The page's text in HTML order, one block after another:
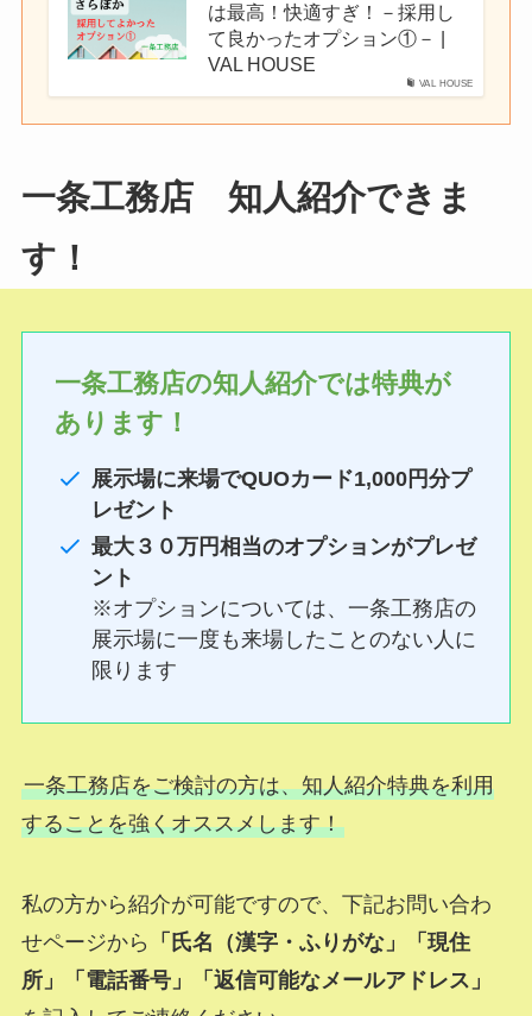
VAL HOUSE
は最高！快適すぎ！－採用し
て良かったオプション①－ |
VAL HOUSE
一条工務店 知人紹介できま
す！
一条工務店の知人紹介では特典が
あります！
展示場に来場でQUOカード1,000円分プ
レゼント
最大３０万円相当のオプションがプレゼ
ント
※オプションについては、一条工務店の
展示場に一度も来場したことのない人に
限ります
一条工務店をご検討の方は、知人紹介特典を利用
することを強くオススメします！
私の方から紹介が可能ですので、下記お問い合わ
せページから
「氏名（漢字・ふりがな」「現住
所」「電話番号」「返信可能なメールアドレス」